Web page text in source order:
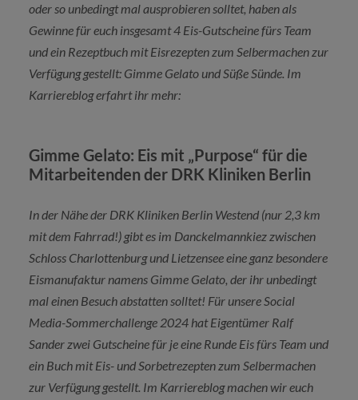
oder so unbedingt mal ausprobieren solltet, haben als
Gewinne für euch insgesamt 4 Eis-Gutscheine fürs Team
und ein Rezeptbuch mit Eisrezepten zum Selbermachen zur
Verfügung gestellt: Gimme Gelato und Süße Sünde. Im
Karriereblog erfahrt ihr mehr:
Gimme Gelato: Eis mit „Purpose“ für die
Mitarbeitenden der DRK Kliniken Berlin
In der Nähe der DRK Kliniken Berlin Westend (nur 2,3 km
mit dem Fahrrad!) gibt es im Danckelmannkiez zwischen
Schloss Charlottenburg und Lietzensee eine ganz besondere
Eismanufaktur namens Gimme Gelato, der ihr unbedingt
mal einen Besuch abstatten solltet! Für unsere Social
Media-Sommerchallenge 2024 hat Eigentümer Ralf
Sander zwei Gutscheine für je eine Runde Eis fürs Team und
ein Buch mit Eis- und Sorbetrezepten zum Selbermachen
zur Verfügung gestellt. Im Karriereblog machen wir euch